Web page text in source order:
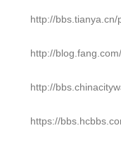
http://
http://
http://
https://